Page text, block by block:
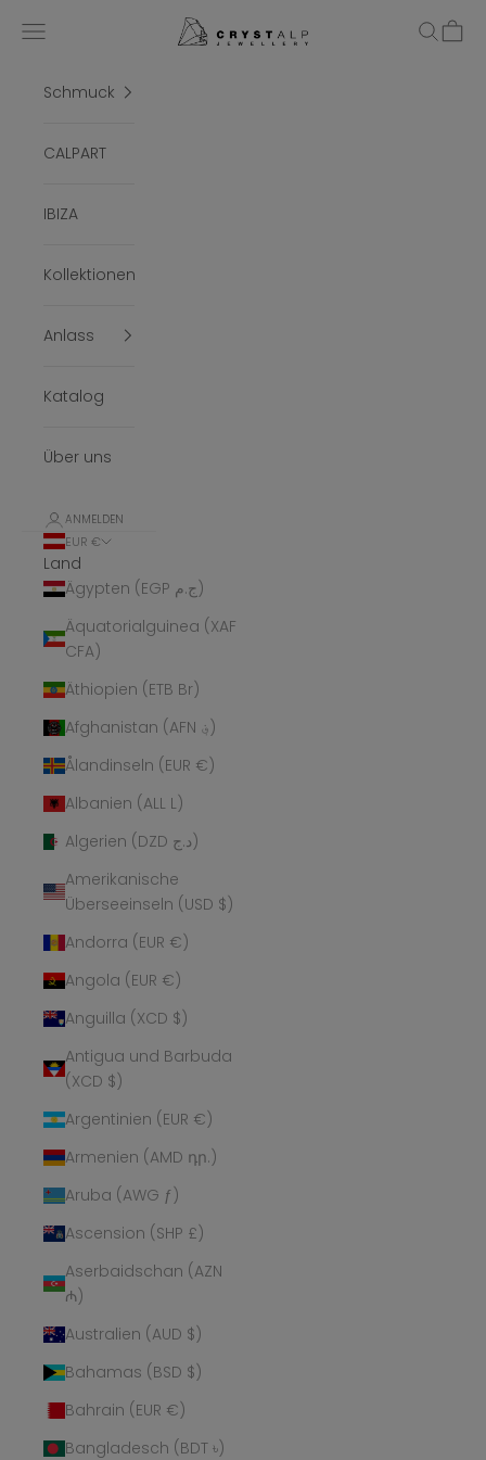
crystalpjewelry
Menü Suchen
Schmuck
CALPART
IBIZA
Kollektionen
Anlass
Katalog
Über uns
ANMELDEN
EUR €
Land
Ägypten (EGP ج.م)
Äquatorialguinea (XAF
CFA)
Äthiopien (ETB Br)
Afghanistan (AFN ؋)
Ålandinseln (EUR €)
Albanien (ALL L)
Algerien (DZD د.ج)
Amerikanische
Überseeinseln (USD $)
Andorra (EUR €)
Angola (EUR €)
Anguilla (XCD $)
Antigua und Barbuda
(XCD $)
Argentinien (EUR €)
Armenien (AMD դր.)
Aruba (AWG ƒ)
Ascension (SHP £)
Aserbaidschan (AZN
₼)
Australien (AUD $)
Bahamas (BSD $)
Bahrain (EUR €)
Bangladesch (BDT ৳)